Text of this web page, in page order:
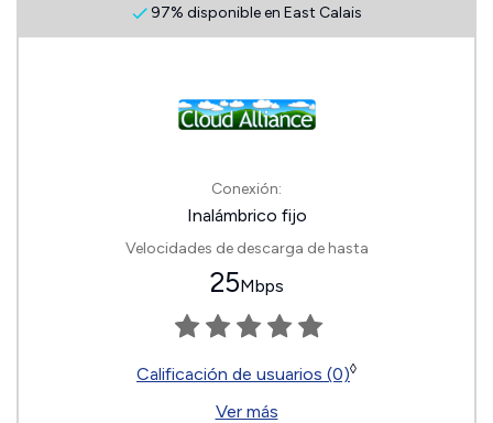
97% disponible en East Calais
Conexión:
Inalámbrico fijo
Velocidades de descarga de hasta
25Mbps
Calificación de usuarios (0)◊
Ver más